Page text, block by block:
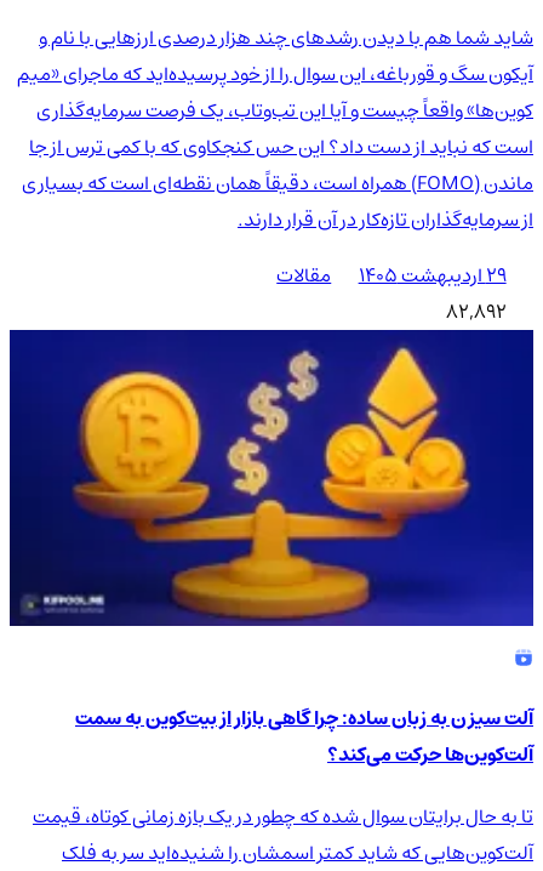
شاید شما هم با دیدن رشدهای چند هزار درصدی ارزهایی با نام و
آیکون سگ و قورباغه، این سوال را از خود پرسیده‌اید که ماجرای «میم
کوین‌ها» واقعاً چیست و آیا این تب‌وتاب، یک فرصت سرمایه‌گذاری
است که نباید از دست داد؟ این حس کنجکاوی که با کمی ترس از جا
ماندن (FOMO) همراه است، دقیقاً همان نقطه‌ای است که بسیاری
از سرمایه‌گذاران تازه‌کار در آن قرار دارند.
۲۹ اردیبهشت ۱۴۰۵
مقالات
82,892
آلت سیزن به زبان ساده: چرا گاهی بازار از بیت‌کوین به سمت
آلت‌کوین‌ها حرکت می‌کند؟
تا به حال برایتان سوال شده که چطور در یک بازه زمانی کوتاه، قیمت
آلت‌کوین‌هایی که شاید کمتر اسمشان را شنیده‌اید سر به فلک